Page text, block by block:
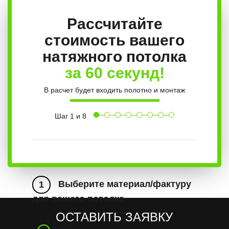
Рассчитайте
стоимость вашего
натяжного потолка
за 60 секунд!
В расчет будет входить полотно и монтаж
Шаг 1 и 8
1
Выберите материал/фактуру
для вашего потолка
Красный
Точечные
ОСТАВИТЬ ЗАЯВКУ